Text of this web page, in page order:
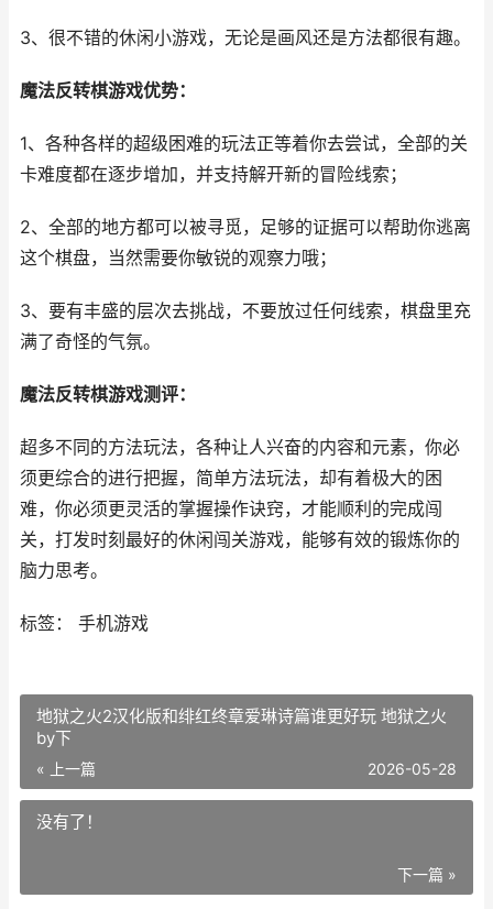
3、很不错的休闲小游戏，无论是画风还是方法都很有趣。
魔法反转棋游戏优势：
1、各种各样的超级困难的玩法正等着你去尝试，全部的关
卡难度都在逐步增加，并支持解开新的冒险线索；
2、全部的地方都可以被寻觅，足够的证据可以帮助你逃离
这个棋盘，当然需要你敏锐的观察力哦；
3、要有丰盛的层次去挑战，不要放过任何线索，棋盘里充
满了奇怪的气氛。
魔法反转棋游戏测评：
超多不同的方法玩法，各种让人兴奋的内容和元素，你必
须更综合的进行把握，简单方法玩法，却有着极大的困
难，你必须更灵活的掌握操作诀窍，才能顺利的完成闯
关，打发时刻最好的休闲闯关游戏，能够有效的锻炼你的
脑力思考。
标签： 手机游戏
地狱之火2汉化版和绯红终章爱琳诗篇谁更好玩 地狱之火
by下
« 上一篇 2026-05-28
没有了！
下一篇 »